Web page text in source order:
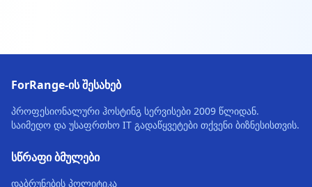
ForRange-ის შესახებ
პროფესიონალური ჰოსტინგ სერვისები 2009 წლიდან.
საიმედო და უსაფრთხო IT გადაწყვეტები თქვენი ბიზნესისთვის.
სწრაფი ბმულები
დაბრუნების პოლიტიკა